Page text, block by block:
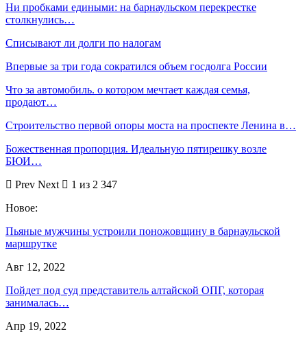
Ни пробками едиными: на барнаульском перекрестке
столкнулись…
Списывают ли долги по налогам
Впервые за три года сократился объем госдолга России
Что за автомобиль. о котором мечтает каждая семья,
продают…
Строительство первой опоры моста на проспекте Ленина в…
Божественная пропорция. Идеальную пятирешку возле
БЮИ…
Prev Next
1 из 2 347
Новое:
Пьяные мужчины устроили поножовщину в барнаульской
маршрутке
Авг 12, 2022
Пойдет под суд представитель алтайской ОПГ, которая
занималась…
Апр 19, 2022